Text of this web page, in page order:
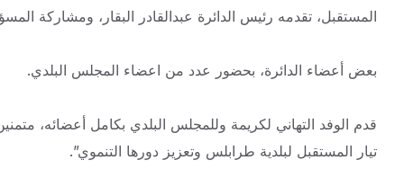
المستقبل، تقدمه رئيس الدائرة عبدالقادر البقار، ومشاركة
بعض أعضاء الدائرة، بحضور عدد من اعضاء المجلس البلدي.
قدم الوفد التهاني لكريمة وللمجلس البلدي بكامل أعضائه،
تيار المستقبل لبلدية طرابلس وتعزيز دورها التنموي”.